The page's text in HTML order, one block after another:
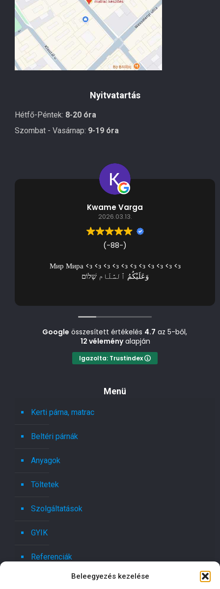
Beleegyezés kezelése
Nyitvatartás
Hétfő-Péntek: 8-20 óra
Szombat - Vasárnap: 9-19 óra
Kwame Varga
2026.03.13.
(-88-)
Мир Мира <з <з <з <з <з <з <з <з <з <з <з
وَعَلَيْكُمُ ٱلسَّلَام שָׁלוֹם
Google összesített értékelés 4.7 az 5-ből,
12 véleményalapján
Igazolta: Trustindex
Menü
Kerti párna, matrac
Beltéri párnák
Anyagok
Töltetek
Szolgáltatások
GYIK
Referenciák